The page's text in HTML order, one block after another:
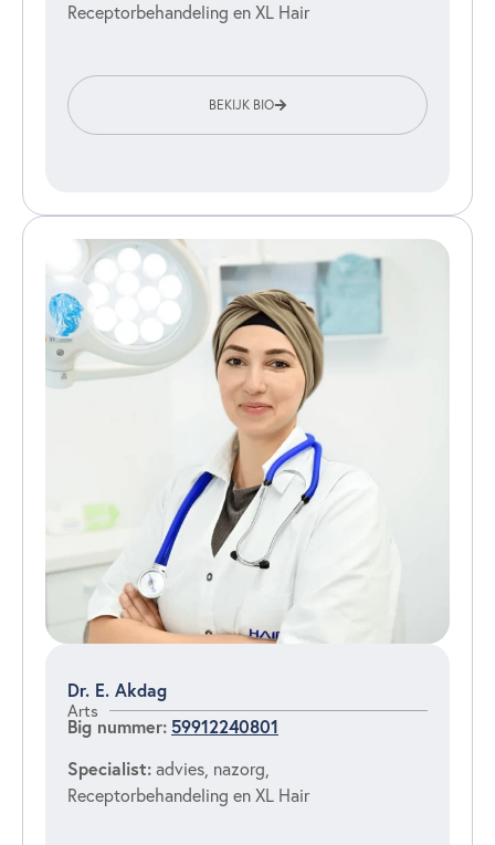
Receptorbehandeling en XL Hair
BEKIJK BIO
Dr. E. Akdag
Arts
Big nummer: 59912240801
Specialist: advies, nazorg,
Receptorbehandeling en XL Hair